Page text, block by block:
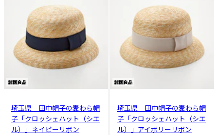
埼玉県 田中帽子の麦わら帽
子「クロッシェハット（シエ
ル）」ネイビーリボン
埼玉県 田中帽子の麦わら帽
子「クロッシェハット（シエ
ル）」アイボリーリボン